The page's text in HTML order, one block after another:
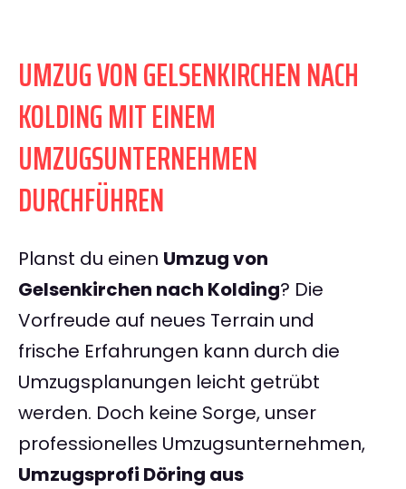
UMZUG VON GELSENKIRCHEN NACH
KOLDING MIT EINEM
UMZUGSUNTERNEHMEN
DURCHFÜHREN
Planst du einen Umzug von
Gelsenkirchen nach Kolding? Die
Vorfreude auf neues Terrain und
frische Erfahrungen kann durch die
Umzugsplanungen leicht getrübt
werden. Doch keine Sorge, unser
professionelles Umzugsunternehmen,
Umzugsprofi Döring aus